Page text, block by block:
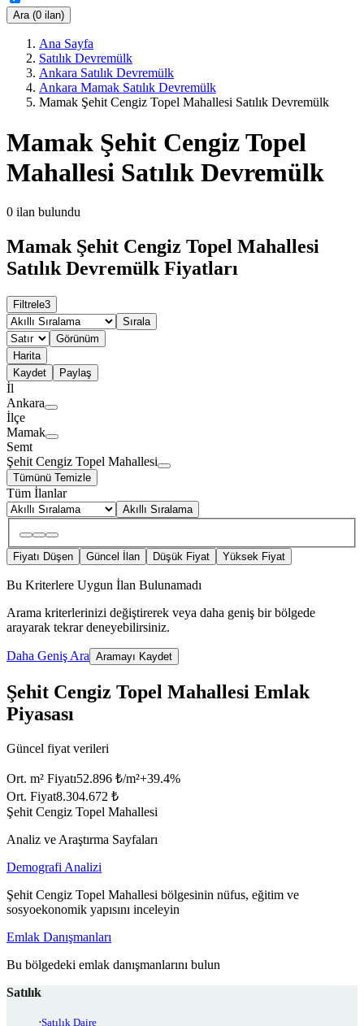
Ara (0 ilan)
Ana Sayfa
Satılık Devremülk
Ankara Satılık Devremülk
Ankara Mamak Satılık Devremülk
Mamak Şehit Cengiz Topel Mahallesi Satılık Devremülk
Mamak Şehit Cengiz Topel
Mahallesi Satılık Devremülk
0 ilan bulundu
Mamak Şehit Cengiz Topel Mahallesi
Satılık Devremülk Fiyatları
Filtrele3
Sırala
Görünüm
Harita
Kaydet
Paylaş
İl
Ankara
İlçe
Mamak
Semt
Şehit Cengiz Topel Mahallesi
Tümünü Temizle
Tüm İlanlar
Akıllı Sıralama
Fiyatı Düşen Güncel İlan Düşük Fiyat Yüksek Fiyat
Bu Kriterlere Uygun İlan Bulunamadı
Arama kriterlerinizi değiştirerek veya daha geniş bir bölgede
arayarak tekrar deneyebilirsiniz.
Daha Geniş Ara Aramayı Kaydet
Şehit Cengiz Topel Mahallesi Emlak
Piyasası
Güncel fiyat verileri
Ort. m² Fiyatı52.896 ₺/m²+39.4%
Ort. Fiyat8.304.672 ₺
Şehit Cengiz Topel Mahallesi
Analiz ve Araştırma Sayfaları
Demografi Analizi
Şehit Cengiz Topel Mahallesi bölgesinin nüfus, eğitim ve
sosyoekonomik yapısını inceleyin
Emlak Danışmanları
Bu bölgedeki emlak danışmanlarını bulun
Satılık
Satılık Daire